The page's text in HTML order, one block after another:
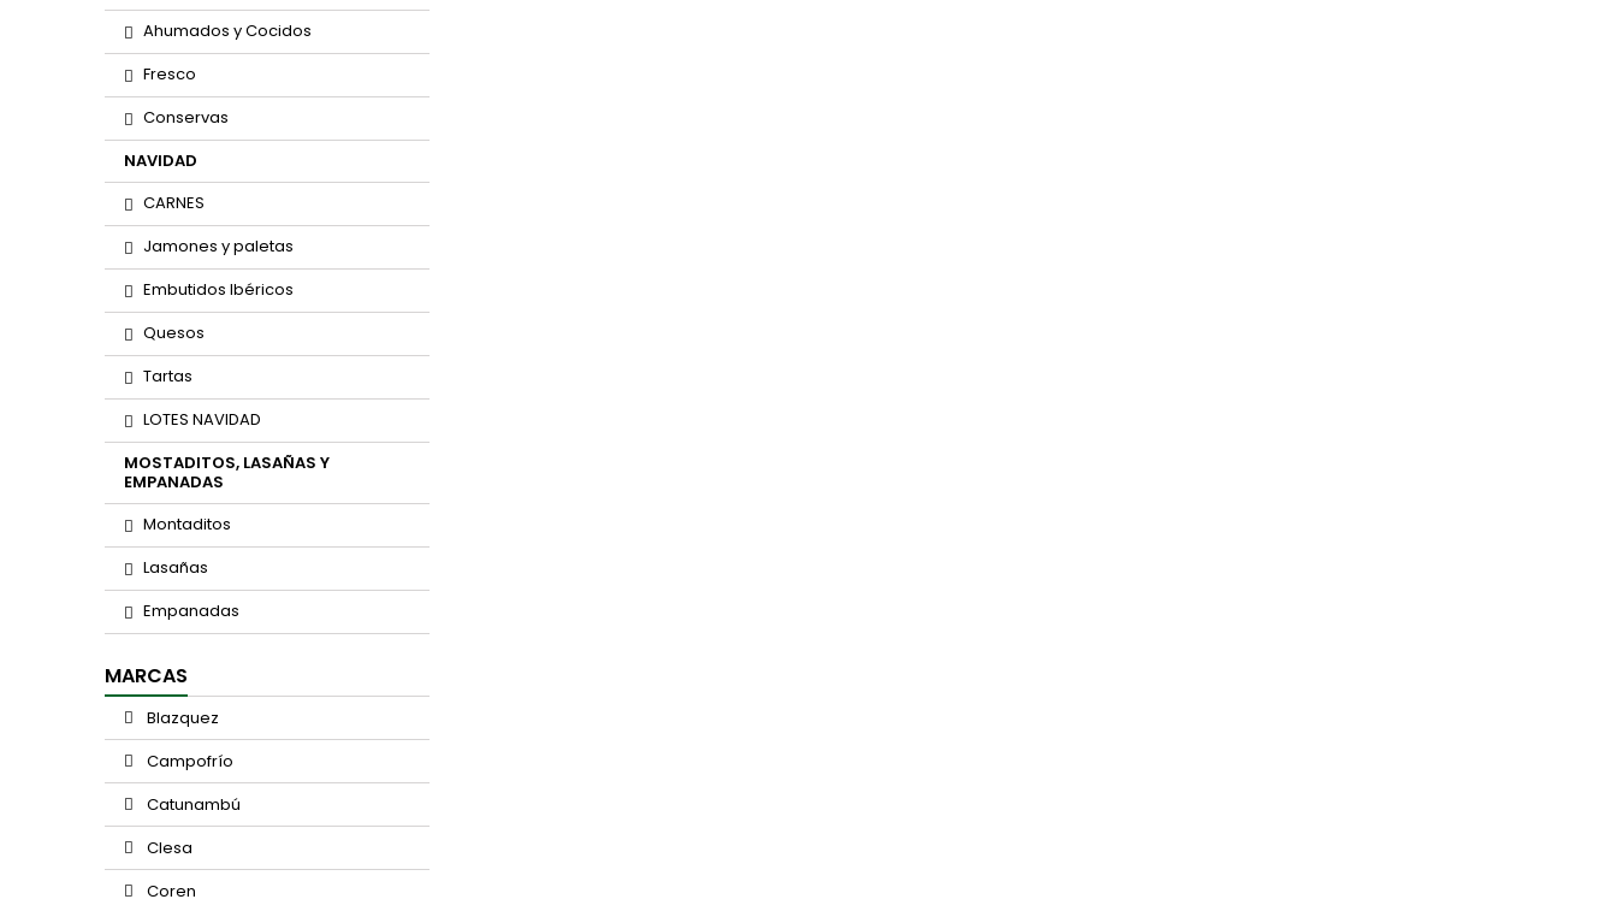
Ahumados y Cocidos
Fresco
Conservas
NAVIDAD
CARNES
Jamones y paletas
Embutidos Ibéricos
Quesos
Tartas
LOTES NAVIDAD
MOSTADITOS, LASAÑAS Y
EMPANADAS
Montaditos
Lasañas
Empanadas
MARCAS
Blazquez
Campofrío
Catunambú
Clesa
Coren